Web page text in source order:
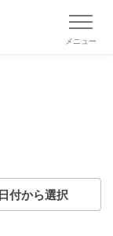
メニュー
日付から選択